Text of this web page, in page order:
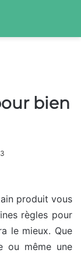
bien
produit vous
règles pour
le mieux. Que
ou même une